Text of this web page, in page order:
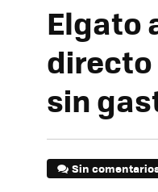
Elgato
sin
Sin